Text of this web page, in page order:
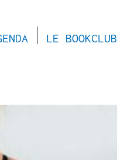
LE BOOKCLUB